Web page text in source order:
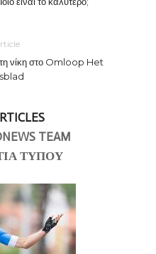
νίκη στο Omloop Het
TEAM
ΤΥΠΟΥ